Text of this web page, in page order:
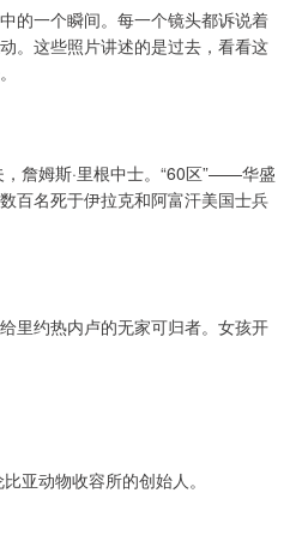
的一个瞬间。每一个镜头都诉说着
。这些照片讲述的是过去，看看这
詹姆斯·里根中士。“60区”——华盛
名死于伊拉克和阿富汗美国士兵
里约热内卢的无家可归者。女孩开
亚动物收容所的创始人。